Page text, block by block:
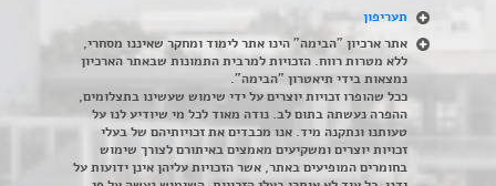
תעריפון
אתר ארכיון "הבימה" הינו אתר לימוד ומחקר שאיננו מסחרי,
ללא מטרות רווח. הזכויות למרבית התמונות שבאתר הארכיון
נמצאות בידי תיאטרון "הבימה".
ככל שהופרו זכויות יוצרים על ידי שימוש שעשינו בתצלומים,
ההפרה נעשתה בתום לב. נודה מאוד לכל מי שיודיע לנו על
טעותנו ונתקנה מיד. אנו מכבדים את זכויותיהם של בעלי
זכויות יוצרים ומשקיעים מאמצים באיתורם לצורך שימוש
בחומרים המופיעים באתר, אשר הזכויות עליהן אינן ידועות על